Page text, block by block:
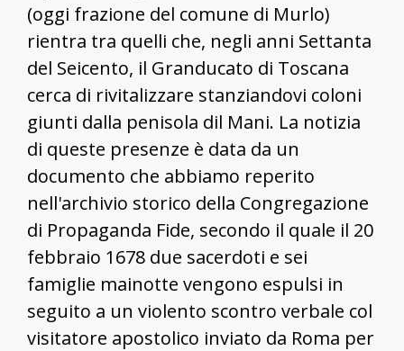
(oggi frazione del comune di Murlo)
rientra tra quelli che, negli anni Settanta
del Seicento, il Granducato di Toscana
cerca di rivitalizzare stanziandovi coloni
giunti dalla penisola dil Mani. La notizia
di queste presenze è data da un
documento che abbiamo reperito
nell'archivio storico della Congregazione
di Propaganda Fide, secondo il quale il 20
febbraio 1678 due sacerdoti e sei
famiglie mainotte vengono espulsi in
seguito a un violento scontro verbale col
visitatore apostolico inviato da Roma per